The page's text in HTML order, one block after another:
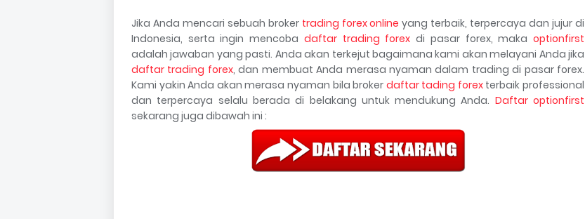
Jika Anda mencari sebuah broker trading forex online yang terbaik, terpercaya dan jujur di
Indonesia, serta ingin mencoba daftar trading forex di pasar forex, makaoptionfirst
adalah jawaban yang pasti. Anda akan terkejut bagaimana kami akan melayani Anda jika
daftar trading forex, dan membuat Anda merasa nyaman dalam trading di pasar forex.
Kami yakin Anda akan merasa nyaman bila broker daftar tading forexterbaik professional
dan terpercaya selalu berada di belakang untuk mendukung Anda. Daftar optionfirst
sekarang juga dibawah ini :